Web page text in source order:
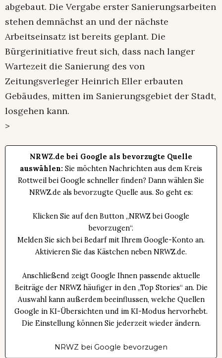
abgebaut. Die Vergabe erster Sanierungsarbeiten
stehen demnächst an und der nächste
Arbeitseinsatz ist bereits geplant. Die
Bürgerinitiative freut sich, dass nach langer
Wartezeit die Sanierung des von
Zeitungsverleger Heinrich Eller erbauten
Gebäudes, mitten im Sanierungsgebiet der Stadt,
losgehen kann.
>
NRWZ.de bei Google als bevorzugte Quelle
auswählen: Sie möchten Nachrichten aus dem Kreis
Rottweil bei Google schneller finden? Dann wählen Sie
NRWZ.de als bevorzugte Quelle aus. So geht es:
Klicken Sie auf den Button „NRWZ bei Google
bevorzugen“.
Melden Sie sich bei Bedarf mit Ihrem Google-Konto an.
Aktivieren Sie das Kästchen neben NRWZ.de.
Anschließend zeigt Google Ihnen passende aktuelle
Beiträge der NRWZ häufiger in den „Top Stories“ an. Die
Auswahl kann außerdem beeinflussen, welche Quellen
Google in KI-Übersichten und im KI-Modus hervorhebt.
Die Einstellung können Sie jederzeit wieder ändern.
NRWZ bei Google bevorzugen